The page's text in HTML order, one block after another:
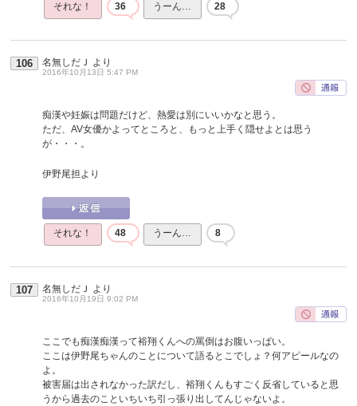
それな！ 36 うーん… 28
106 名無しだＪ より
2016年10月13日 5:47 PM
痴漢や妊娠は問題だけど、熱愛は別にいいかなと思う。
ただ、AV女優かよってところと、もっと上手く隠せよとは思う
が・・・。
伊野尾担より
それな！ 48 うーん… 8
107 名無しだＪ より
2016年10月19日 9:02 PM
ここでも痴漢痴漢って裕翔くんへの罵倒はお腹いっぱい。
ここは伊野尾ちゃんのことについて語るとこでしょ？何アピールなの
よ。
被害届は出されなかった訳だし、裕翔くんもすごく反省していると思
うから過去のこといちいち引っ張り出してんじゃないよ。